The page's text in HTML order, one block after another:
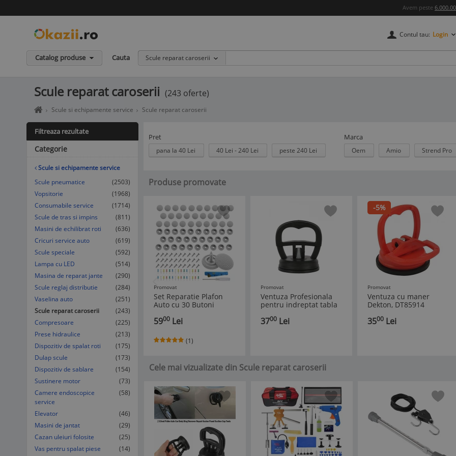
Avem peste
Contul tau: Login
Catalog produse Cauta Scule reparat caroserii
Scule reparat caroserii (243 oferte)
Home
-
Cumperi
in
siguranta
de
la
vanzatori
de
incredere
Scule si echipamente service Scule reparat caroserii
Pret
pana la 40 Lei 40 Lei - 240 Lei peste 240 Lei
Marca
Oem Amio Strend Pro
Produse promovate
Promovat
Set Reparatie Plafon
Auto cu 30 Butoni
5900 Lei
(1)
Promovat
Ventuza Profesionala
pentru indreptat tabla
forta
3700 Lei
-5%
Promovat
Ventuza cu maner
Dekton, DT85914
3500 Lei
Cele mai vizualizate din Scule reparat caroserii
Filtreaza rezultate
Categorie
Scule si echipamente service
Scule pneumatice
(2503)
Vopsitorie
(1968)
Consumabile service
(1714)
Scule de tras si impins
(811)
Masini de echilibrat roti
(636)
Cricuri service auto
(619)
Scule speciale
(592)
Lampa cu LED
(514)
Masina de reparat jante
(290)
Scule reglaj distributie
(284)
Vaselina auto
(251)
Scule reparat caroserii
(243)
Compresoare
(225)
Prese hidraulice
(213)
Dispozitiv de spalat roti
(175)
Dulap scule
(173)
Dispozitiv de sablare
(154)
Sustinere motor
(73)
Camere endoscopice
service
(58)
Elevator
(46)
Masini de jantat
(29)
Cazan uleiuri folosite
(25)
Vas pentru spalat piese
(14)